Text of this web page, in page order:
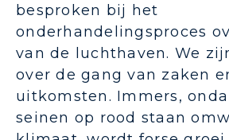
besproken bij het
onderhandelingsproces
van de luchthaven. We
over de gang van zaken
uitkomsten. Immers,
seinen op rood staan